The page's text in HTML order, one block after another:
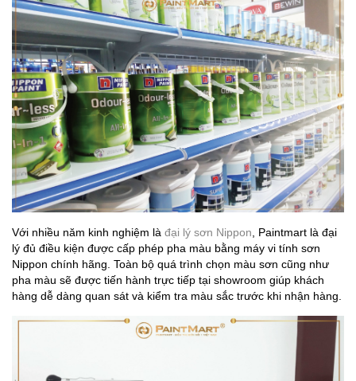
Với nhiều năm kinh nghiệm là đại lý sơn Nippon , Paintmart là đại
lý đủ điều kiện được cấp phép pha màu bằng máy vi tính sơn
Nippon chính hãng. Toàn bộ quá trình chọn màu sơn cũng như
pha màu sẽ được tiến hành trực tiếp tại showroom giúp khách
hàng dễ dàng quan sát và kiểm tra màu sắc trước khi nhận hàng.